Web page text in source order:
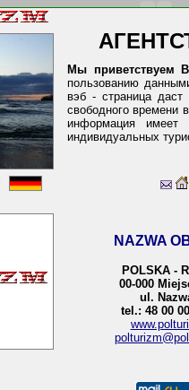
Мы приветствуем
пользованию
вэб - страница
свободного времени
информация имеет
индивидуальных
NAZWA
POLSKA -
00-000
ul.
tel.: 48 00